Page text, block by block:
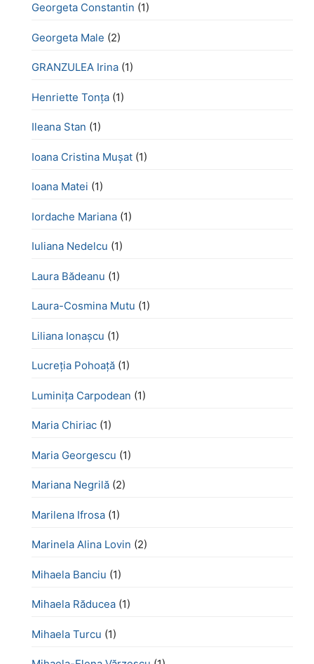
Georgeta Constantin (1)
Georgeta Male (2)
GRANZULEA Irina (1)
Henriette Tonţa (1)
Ileana Stan (1)
Ioana Cristina Mușat (1)
Ioana Matei (1)
Iordache Mariana (1)
Iuliana Nedelcu (1)
Laura Bădeanu (1)
Laura-Cosmina Mutu (1)
Liliana Ionașcu (1)
Lucreţia Pohoaţă (1)
Luminița Carpodean (1)
Maria Chiriac (1)
Maria Georgescu (1)
Mariana Negrilă (2)
Marilena Ifrosa (1)
Marinela Alina Lovin (2)
Mihaela Banciu (1)
Mihaela Răducea (1)
Mihaela Turcu (1)